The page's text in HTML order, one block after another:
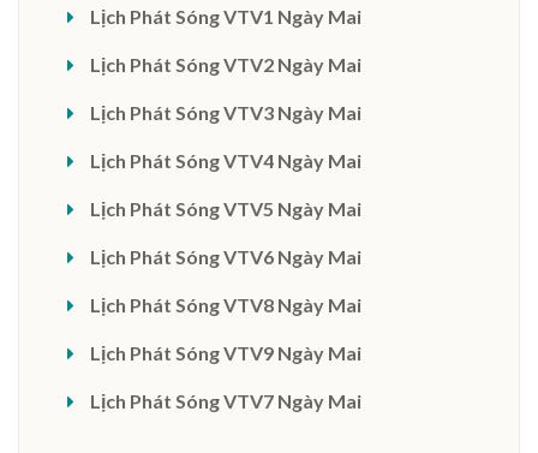
Lịch Phát Sóng VTV1 Ngày Mai
Lịch Phát Sóng VTV2 Ngày Mai
Lịch Phát Sóng VTV3 Ngày Mai
Lịch Phát Sóng VTV4 Ngày Mai
Lịch Phát Sóng VTV5 Ngày Mai
Lịch Phát Sóng VTV6 Ngày Mai
Lịch Phát Sóng VTV8 Ngày Mai
Lịch Phát Sóng VTV9 Ngày Mai
Lịch Phát Sóng VTV7 Ngày Mai